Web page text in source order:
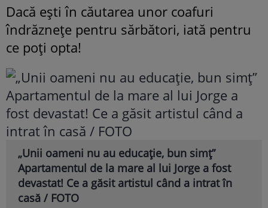
Dacă ești în căutarea unor coafuri
îndrăznețe pentru sărbători, iată pentru
ce poți opta!
„Unii oameni nu au educație, bun simț”
Apartamentul de la mare al lui Jorge a fost
devastat! Ce a găsit artistul când a intrat în
casă / FOTO